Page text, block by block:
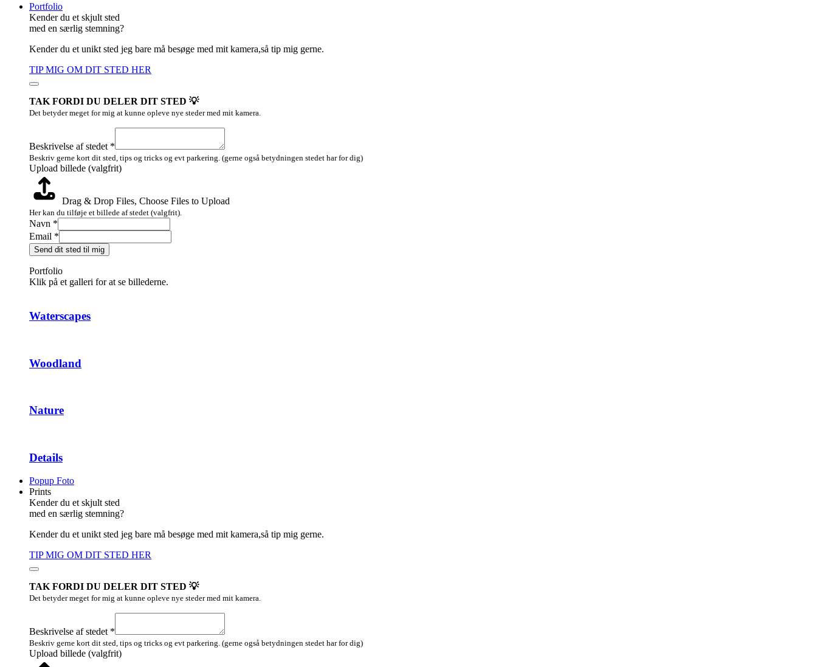
Portfolio
Kender du et skjult sted
med en særlig stemning?
Kender du et unikt sted jeg bare må besøge med mit kamera,så tip mig gerne.
TIP MIG OM DIT STED HER
TAK FORDI DU DELER DIT STED 💡
Det betyder meget for mig at kunne opleve nye steder med mit kamera.
Beskrivelse
stedet
Beskrivelse af stedet *
Beskriv gerne kort dit sted, tips og tricks og evt parkering. (gerne også betydningen stedet har for dig)
Upload billede (valgfrit)
Drag & Drop Files, Choose Files to Upload
Her kan du tilføje et billede af stedet (valgfrit).
Navn *
Email *
Send dit sted til mig
Portfolio
Klik på et galleri for at se billederne.
Waterscapes
Woodland
Nature
Details
Popup Foto
Prints
Kender du et skjult sted
med en særlig stemning?
Kender du et unikt sted jeg bare må besøge med mit kamera,så tip mig gerne.
TIP MIG OM DIT STED HER
TAK FORDI DU DELER DIT STED 💡
Det betyder meget for mig at kunne opleve nye steder med mit kamera.
(valgfrit)
af
Beskrivelse af stedet *
Beskriv gerne kort dit sted, tips og tricks og evt parkering. (gerne også betydningen stedet har for dig)
Upload billede (valgfrit)